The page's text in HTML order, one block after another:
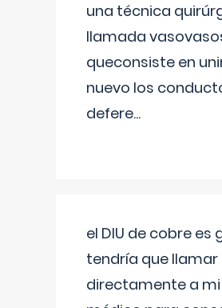
una técnica
llamada
queconsiste en
nuevo los
defere...
el DIU de cobre es
tendría que llamar
directamente a